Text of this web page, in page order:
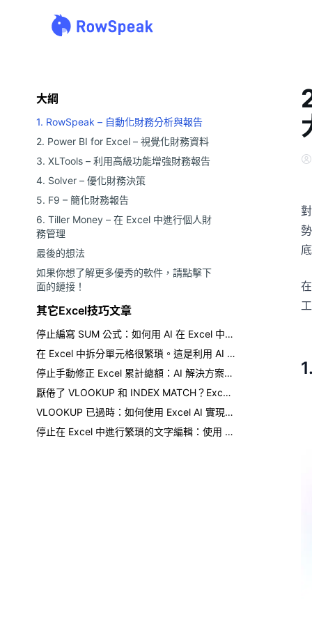
大綱
1. RowSpeak – 自動化財務分析與報告
2. Power BI for Excel – 視覺化財務資料
3. XLTools – 利用高級功能增強財務報告
4. Solver – 優化財務決策
5. F9 – 簡化財務報告
6. Tiller Money – 在 Excel 中進行個人財
務管理
最後的想法
如果你想了解更多優秀的軟件，請點擊下
面的鏈接！
其它Excel技巧文章
停止編寫 SUM 公式：如何用 AI 在 Excel 中取得總計
在 Excel 中拆分單元格很繁瑣。這是利用 AI 的更聰明方法。
停止手動修正 Excel 累計總額：AI 解決方案在此
厭倦了 VLOOKUP 和 INDEX MATCH？Excel AI 如何改變遊戲規則
VLOOKUP 已過時：如何使用 Excel AI 實現更快、無錯誤的數據查找
停止在 Excel 中進行繁瑣的文字編輯：使用 AI 即時替換、清理和格式化資料